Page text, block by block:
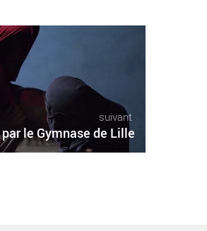
suivant
le Gymnase de Lille